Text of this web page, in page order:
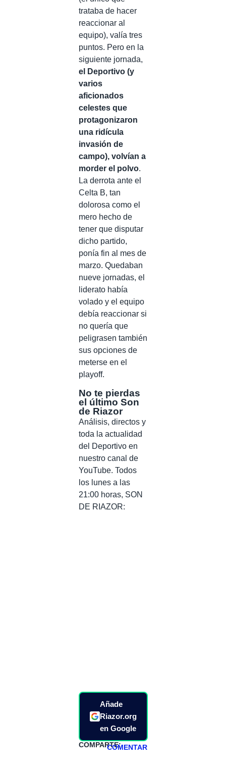
trataba de hacer
reaccionar al
equipo), valía tres
puntos. Pero en la
siguiente jornada,
el Deportivo (y
varios
aficionados
celestes que
protagonizaron
una ridícula
invasión de
campo), volvían a
morder el polvo.
La derrota ante el
Celta B, tan
dolorosa como el
mero hecho de
tener que disputar
dicho partido,
ponía fin al mes de
marzo. Quedaban
nueve jornadas, el
liderato había
volado y el equipo
debía reaccionar si
no quería que
peligrasen también
sus opciones de
meterse en el
playoff.
No te pierdas
el último Son
de Riazor
Análisis, directos y
toda la actualidad
del Deportivo en
nuestro canal de
YouTube. Todos
los lunes a las
21:00 horas, SON
DE RIAZOR:
Añade
Riazor.org
en Google
COMPARTE:COMENTAR